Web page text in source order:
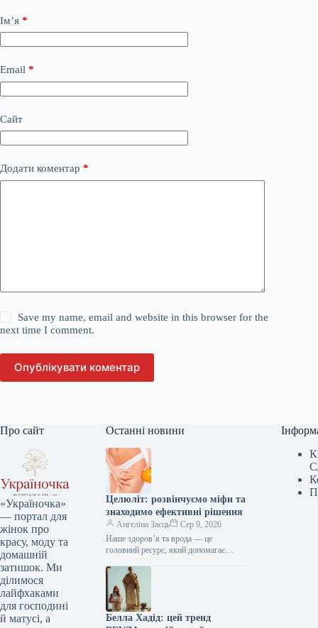
Ім’я *
Email *
Сайт
Додати коментар *
Save my name, email and website in this browser for the
next time I comment.
Опублікувати коментар
Про сайт
«Україночка»
— портал для
жінок про
красу, моду та
домашній
затишок. Ми
ділимося
лайфхаками
для господині
й матусі, а
Останні новини
Целюліт: розвінчуємо міфи та
знаходимо ефективні рішення
Ангеліна Заєць
Сер 9, 2026
Наше здоров’я та врода — це
головний ресурс, який допомагає
Редакція «Україночки» підготувала
для вас…
Белла Хадід: цей тренд